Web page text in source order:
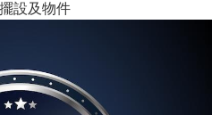
設及物件